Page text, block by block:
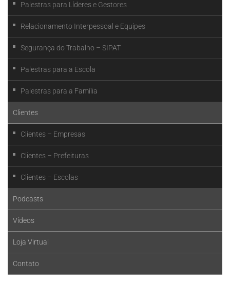
Palestras para Líderes e Gestores
Relacionamento Interpessoal e Equipes
Segurança do Trabalho – SIPAT
Palestras para a Escola
Palestras para a Família
Clientes
Clientes – Empresas
Clientes – Prefeituras
Clientes – Escolas
Podcasts
Vídeos
Loja Virtual
Contato